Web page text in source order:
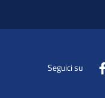
Seguici su